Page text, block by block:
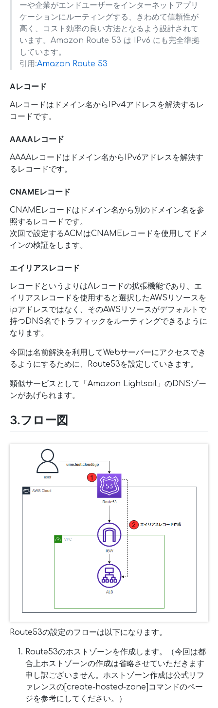
ーや企業がエンドユーザーをインターネットアプリ
ケーションにルーティングする、きわめて信頼性が
高く、コスト効率の良い方法となるよう設計されて
います。Amazon Route 53 は IPv6 にも完全準拠
しています。
引用:Amazon Route 53
Aレコード
Aレコードはドメイン名からIPv4アドレスを解決するレ
コードです。
AAAAレコード
AAAAレコードはドメイン名からIPv6アドレスを解決す
るレコードです。
CNAMEレコード
CNAMEレコードはドメイン名から別のドメイン名を参
照するレコードです。
次回で設定するACMはCNAMEレコードを使用してドメ
インの検証をします。
エイリアスレコード
レコードというよりはAレコードの拡張機能であり、エ
イリアスレコードを使用すると選択したAWSリソースを
ipアドレスではなく、そのAWSリソースがデフォルトで
持つDNS名でトラフィックをルーティングできるように
なります。
今回は名前解決を利用してWebサーバーにアクセスでき
るようにするために、Route53を設定していきます。
類似サービスとして「Amazon Lightsail」のDNSゾー
ンがあげられます。
3.フロー図
Route53の設定のフローは以下になります。
Route53のホストゾーンを作成します。（今回は都
合上ホストゾーンの作成は省略させていただきます
申し訳ございません。ホストゾーン作成は公式リフ
ァレンスの[create-hosted-zone]コマンドのペー
ジを参考にしてください。）